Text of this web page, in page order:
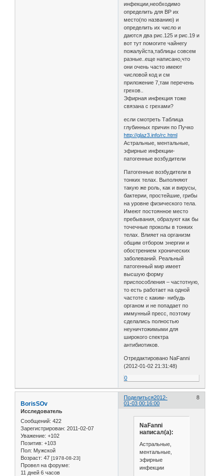
инфекции,необходимо
определить для ВР их
место(по названию) и
определить их число и
даются два рис.125 и рис.19 и
вот тут помогите чайнегу
пожалуйста,таблицы совсем
разные..еще написано,что
они очень часто имеют
числовой код и см
приложение 7,там перечень
грехов..
Эфирная инфекция тоже
связана с грехами?
если смотреть Таблица
глубинных причин по Пучко
http://glaz3.info/rc.html
Астральные, ментальные,
эфирные инфекции-
патогенные возбудители
Патогенные возбудители в
тонких телах. Выполняют
такую же роль, как и вирусы,
бактерии, простейшие, грибы
на уровне физического тела.
Имеют постоянное место
пребывания, образуют как бы
точечные проколы в тонких
телах. Влияет на организм
общим отбором энергии и
обострением хронических
заболеваний. Реальный
патогенный мир имеет
высшую форму
приспособления – частотную,
то есть работает на одной
частоте с каким- нибудь
органом и не попадает по
иммунный пресс, поэтому
сделались полностью
неуничтожимыми для
широкого спектра
антибиотиков.
Отредактировано NaFanni
(2012-01-02 21:31:48)
0
Поделиться 8
2012-
01-03 00:16:00
BorisSOv
Исследователь
Сообщений: 422
Зарегистрирован: 2011-02-07
Уважение: +102
Позитив: +103
Пол: Мужской
Возраст: 47 [1978-08-23]
Провел на форуме:
11 дней 6 часов
NaFanni
написал(а):
Астральные,
ментальные,
эфирные
инфекции